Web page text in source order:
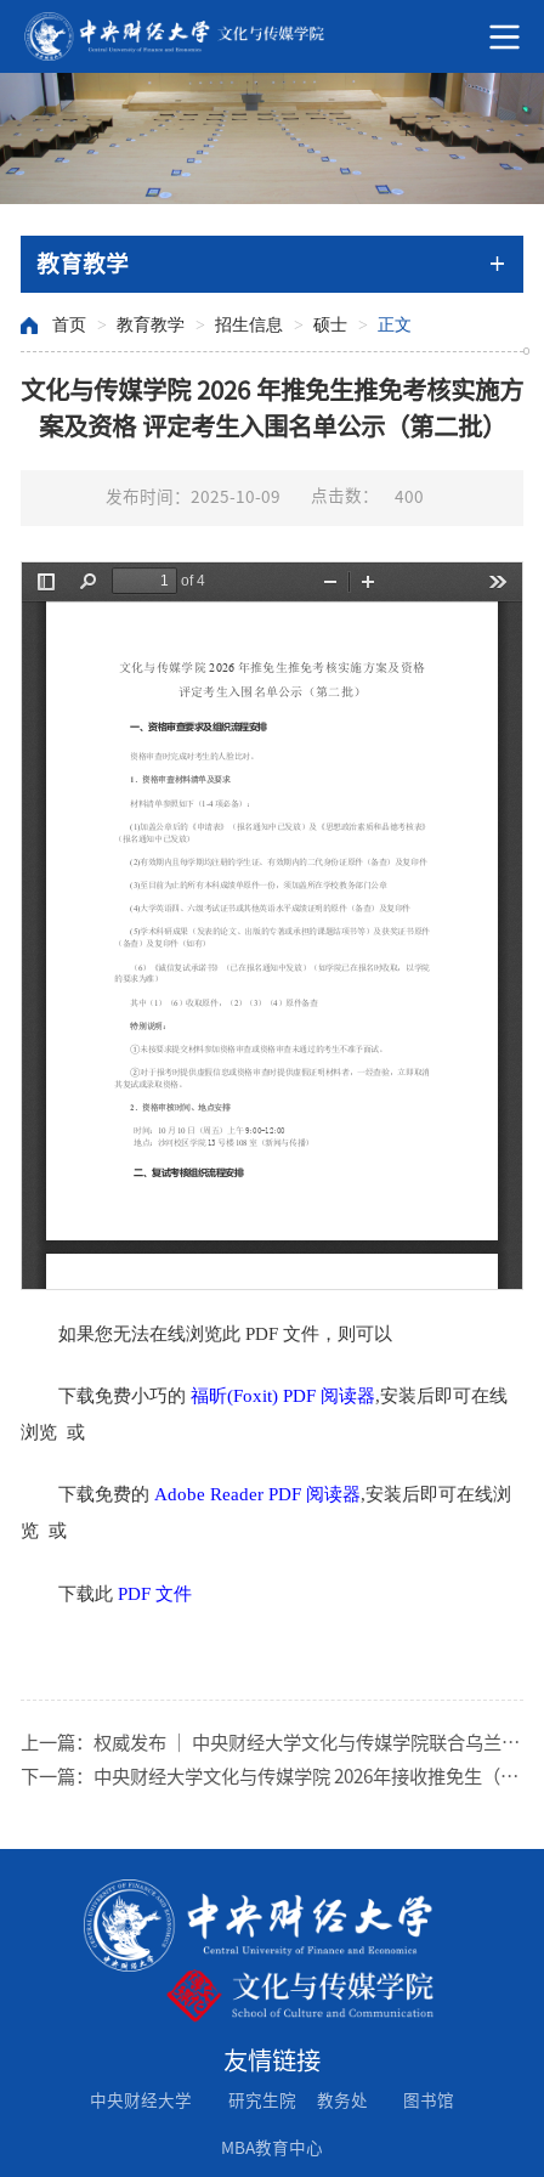
教育教学
首页 > 教育教学 > 招生信息 > 硕士 > 正文
文化与传媒学院 2026 年推免生推免考核实施方
案及资格 评定考生入围名单公示（第二批）
发布时间：2025-10-09 点击数： 400
如果您无法在线浏览此 PDF 文件，则可以
下载免费小巧的 福昕(Foxit) PDF 阅读器,安装后即可在线
浏览 或
下载免费的 Adobe Reader PDF 阅读器,安装后即可在线浏
览 或
下载此 PDF 文件
上一篇： 权威发布 ｜ 中央财经大学文化与传媒学院联合乌兰察布开放大学举办中国语言文学在职高级研修班2025年招生简章
下一篇： 中央财经大学文化与传媒学院 2026年接收推免生（第二批）的通知
友情链接
中央财经大学 研究生院 教务处 图书馆
MBA教育中心